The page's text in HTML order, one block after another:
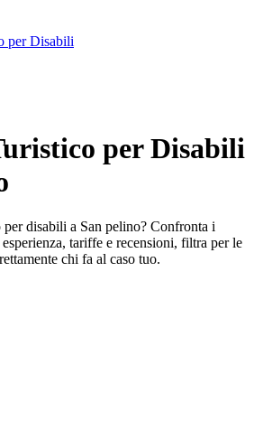
per Disabili
per Disabili
per disabili a San pelino? Confronta i
tariffe e recensioni, filtra per le
chi fa al caso tuo.